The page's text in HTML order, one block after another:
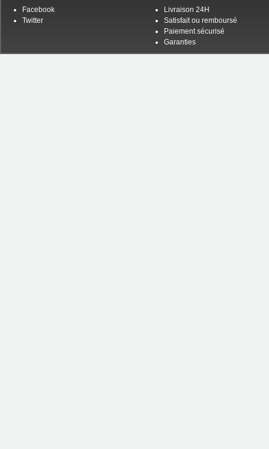
Facebook
Twitter
Livraison 24H
Satisfait ou remboursé
Paiement sécurisé
Garanties